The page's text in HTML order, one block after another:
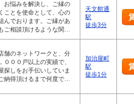
お悩みを解決し、ご縁の
ことを使命として、心の
んでおります。ご縁があ
ご相談頂けるような関…
天文館通
駅
徒歩3分
舗のネットワークと、分
００戸以上の実績で、
探しをお手伝いしていま
納得頂けるまで何度で…
加治屋町
駅
徒歩1分